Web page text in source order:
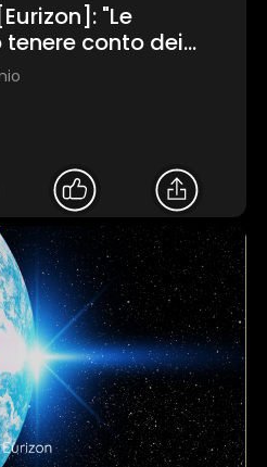
"Le
conto dei
persone si